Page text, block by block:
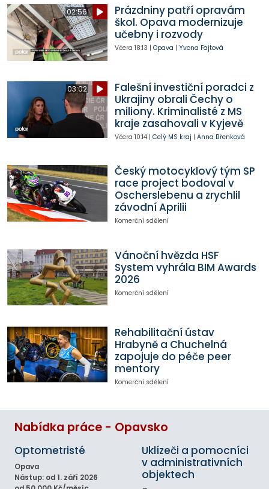
02:56
Prázdniny patří opravám
škol. Opava modernizuje
učebny i rozvody
Včera 18:13 | Opava | Yvona Fajtová
03:02
Falešní investiční poradci z
Ukrajiny obrali Čechy o
miliony. Kriminalisté z MS
kraje zasahovali v Kyjevě
Včera 10:14| Celý MS kraj | Anna Břenková
Český motocyklový tým SP
race project bodoval v
Oscherslebenu a zrychlil
závodní Aprilii
Komerční sdělení
Vánoční hvězda HSF
System vyhrála BIM Awards
2026
Komerční sdělení
Rehabilitační ústav
Hrabyně a Chuchelná
zapojuje do péče peer
mentory
Komerční sdělení
Nabídka práce - Opavsko
Optometristé
Opava
Nástup: od 1. září 2026
Uklízeči a pomocníci
v administrativních
objektech